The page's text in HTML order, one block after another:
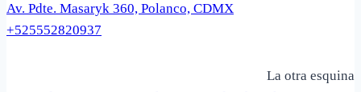
Av. Pdte. Masaryk 360, Polanco, CDMX
+525552820937
La otra esquina